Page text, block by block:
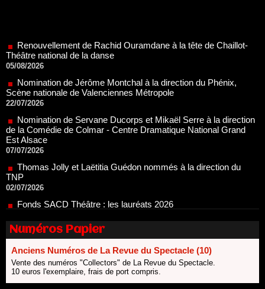
05/08/2026
Nomination de Jérôme Montchal à la direction du Phénix,
Scène nationale de Valenciennes Métropole
22/07/2026
Nomination de Servane Ducorps et Mikaël Serre à la direction
de la Comédie de Colmar - Centre Dramatique National Grand
Est Alsace
07/07/2026
Thomas Jolly et Laëtitia Guédon nommés à la direction du
TNP
02/07/2026
Fonds SACD Théâtre : les lauréats 2026
23/06/2026
Dispositif ARTCENA Écrire pour le cirque, les lauréats 2026 !
20/06/2026
Le palmarès des prix SACD 2026
18/06/2026
Les 10 lauréats du Fonds Grandes Formes Théâtre 2026
SACD
13/06/2026
Numéros Papier
Anciens Numéros de La Revue du Spectacle (10)
Vente des numéros "Collectors" de La Revue du Spectacle.
10 euros l'exemplaire, frais de port compris.